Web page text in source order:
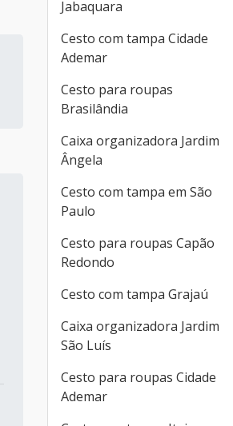
Jabaquara
Cesto com tampa Cidade
Ademar
Cesto para roupas
Brasilândia
Caixa organizadora Jardim
Ângela
Cesto com tampa em São
Paulo
Cesto para roupas Capão
Redondo
Cesto com tampa Grajaú
Caixa organizadora Jardim
São Luís
Cesto para roupas Cidade
Ademar